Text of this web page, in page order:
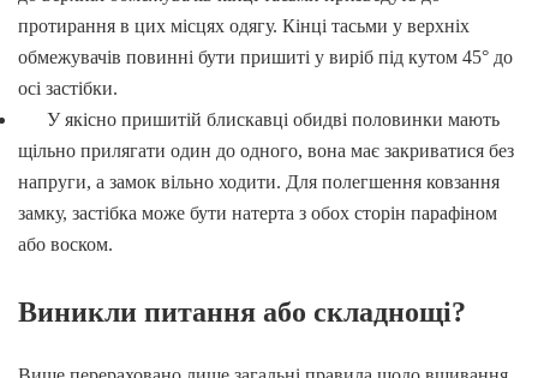
протирання в цих місцях одягу. Кінці тасьми у верхніх
обмежувачів повинні бути пришиті у виріб під кутом 45° до
осі застібки.
У якісно пришитій блискавці обидві половинки мають
щільно прилягати один до одного, вона має закриватися без
напруги, а замок вільно ходити. Для полегшення ковзання
замку, застібка може бути натерта з обох сторін парафіном
або воском.
Виникли питання або складнощі?